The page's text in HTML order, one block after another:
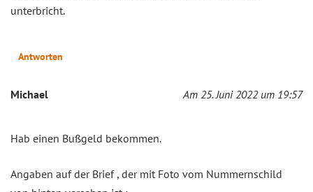
unterbricht.
Antworten
Michael Am 25. Juni 2022 um 19:57
Hab einen Bußgeld bekommen.
Angaben auf der Brief , der mit Foto vom Nummernschild